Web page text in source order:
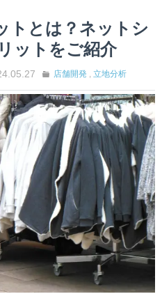
トとは？ネットシ
ットをご紹介
店舗開発 , 立地分析